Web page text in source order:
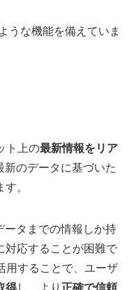
うな機能を備えていま
ト上の最新情報をリア
新のデータに基づいた
。
ータまでの情報しか持
対応することが困難で
用することで、ユーザ